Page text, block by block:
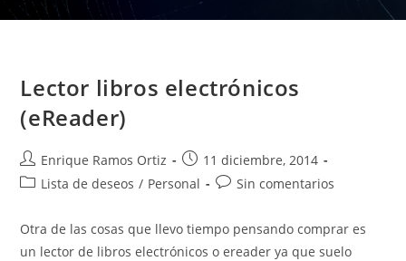
Lector libros electrónicos
(eReader)
Autor
de
Enrique Ramos Ortiz
Publicación
de
11 diciembre, 2014
Categoría
la
entrada:
Lista de deseos / Personal
Comentarios
entrada:
Sin comentarios
Otra de las cosas que llevo tiempo pensando comprar es
un lector de libros electrónicos o ereader ya que suelo